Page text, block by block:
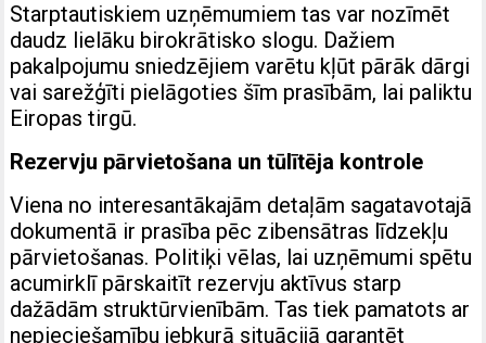
Starptautiskiem uzņēmumiem tas var nozīmēt
daudz lielāku birokrātisko slogu. Dažiem
pakalpojumu sniedzējiem varētu kļūt pārāk dārgi
vai sarežģīti pielāgoties šīm prasībām, lai paliktu
Eiropas tirgū.
Rezervju pārvietošana un tūlītēja kontrole
Viena no interesantākajām detaļām sagatavotajā
dokumentā ir prasība pēc zibensātras līdzekļu
pārvietošanas. Politiķi vēlas, lai uzņēmumi spētu
acumirklī pārskaitīt rezervju aktīvus starp
dažādām struktūrvienībām. Tas tiek pamatots ar
nepieciešamību jebkurā situācijā garantēt